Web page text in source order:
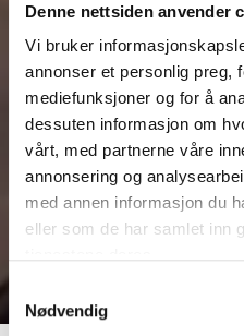
Denne nettsiden anvender
Vi bruker
annonser et personlig preg,
mediefunksjoner og for å
dessuten informasjon om
vårt, med partnerne våre
annonsering og
med annen informasjon du
eller som de har samlet inn
Nødvendig